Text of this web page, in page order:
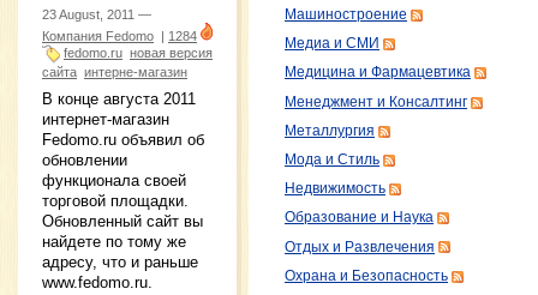
23 August, 2011 —
Компания Fedomo | 1284
fedomo.ru новая версия
сайта интерне-магазин
В конце августа 2011
интернет-магазин
Fedomo.ru объявил об
обновлении
функционала своей
торговой площадки.
Обновленный сайт вы
найдете по тому же
адресу, что и раньше
www.fedomo.ru.
Машиностроение
Медиа и СМИ
Медицина и Фармацевтика
Менеджмент и Консалтинг
Металлургия
Мода и Стиль
Недвижимость
Образование и Наука
Отдых и Развлечения
Охрана и Безопасность